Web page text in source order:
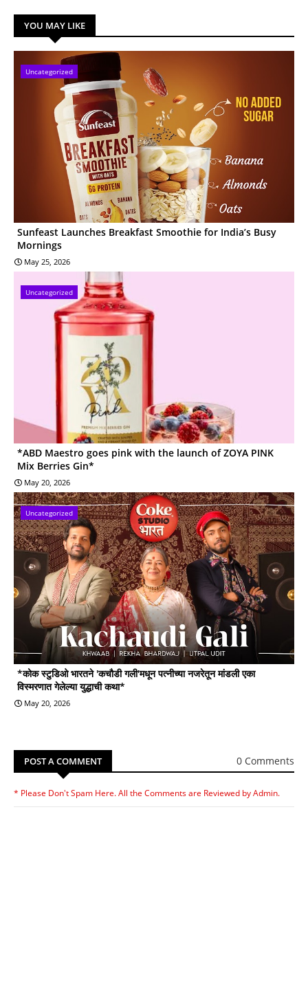
YOU MAY LIKE
Uncategorized
Sunfeast Launches Breakfast Smoothie for India’s Busy
Mornings
May 25, 2026
Uncategorized
*ABD Maestro goes pink with the launch of ZOYA PINK
Mix Berries Gin*
May 20, 2026
Uncategorized
*कोक स्टुडिओ भारतने 'कचौडी गली'मधून पत्नीच्या नजरेतून मांडली एका
विस्मरणात गेलेल्या युद्धाची कथा*
May 20, 2026
POST A COMMENT 0 Comments
* Please Don't Spam Here. All the Comments are Reviewed by Admin.